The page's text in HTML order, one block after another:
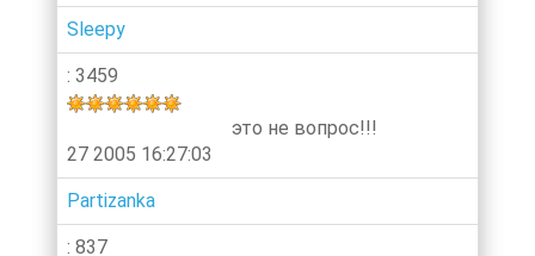
Sleepy
: 3459
27 2005 16:27:03
это не вопрос!!!
Partizanka
: 837